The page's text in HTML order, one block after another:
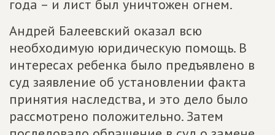
года – и лист был уничтожен огнем.
Андрей Балеевский оказал всю
необходимую юридическую помощь. В
интересах ребенка было предъявлено в
суд заявление об установлении факта
принятия наследства, и это дело было
рассмотрено положительно. Затем